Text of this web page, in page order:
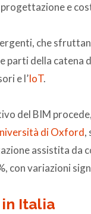
e
che
parti della catena
e l’IoT.
del BIM
di Oxford,
assistita da
con variazioni
Italia